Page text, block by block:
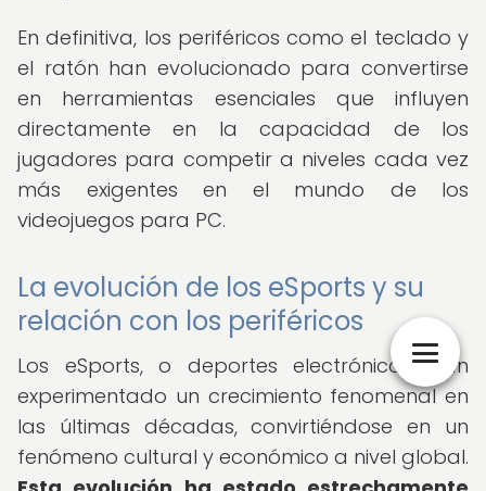
En definitiva, los periféricos como el teclado y
el ratón han evolucionado para convertirse
en herramientas esenciales que influyen
directamente en la capacidad de los
jugadores para competir a niveles cada vez
más exigentes en el mundo de los
videojuegos para PC.
La evolución de los eSports y su
relación con los periféricos
Los eSports, o deportes electrónicos, han
experimentado un crecimiento fenomenal en
las últimas décadas, convirtiéndose en un
fenómeno cultural y económico a nivel global.